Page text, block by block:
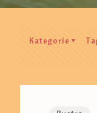
Kategorie